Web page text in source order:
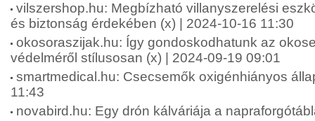
vilszershop.hu: Megbízható villanyszerelési
és biztonság érdekében (x) | 2024-10-16 11:30
okosoraszijak.hu: Így gondoskodhatunk az
védelméről stílusosan (x) | 2024-09-19 09:01
smartmedical.hu: Csecsemők oxigénhiányos
11:43
novabird.hu: Egy drón kálváriája a